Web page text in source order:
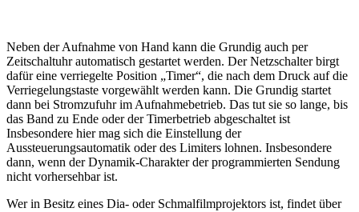
Neben der Aufnahme von Hand kann die Grundig auch per
Zeitschaltuhr automatisch gestartet werden. Der Netzschalter birgt
dafür eine verriegelte Position „Timer“, die nach dem Druck auf die
Verriegelungstaste vorgewählt werden kann. Die Grundig startet
dann bei Stromzufuhr im Aufnahmebetrieb. Das tut sie so lange, bis
das Band zu Ende oder der Timerbetrieb abgeschaltet ist
Insbesondere hier mag sich die Einstellung der
Aussteuerungsautomatik oder des Limiters lohnen. Insbesondere
dann, wenn der Dynamik-Charakter der programmierten Sendung
nicht vorhersehbar ist.
Wer in Besitz eines Dia- oder Schmalfilmprojektors ist, findet über